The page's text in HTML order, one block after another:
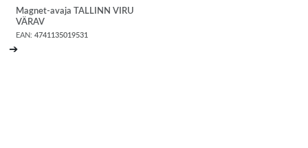
Magnet-avaja TALLINN VIRU
VÄRAV
EAN:4741135019531
➔